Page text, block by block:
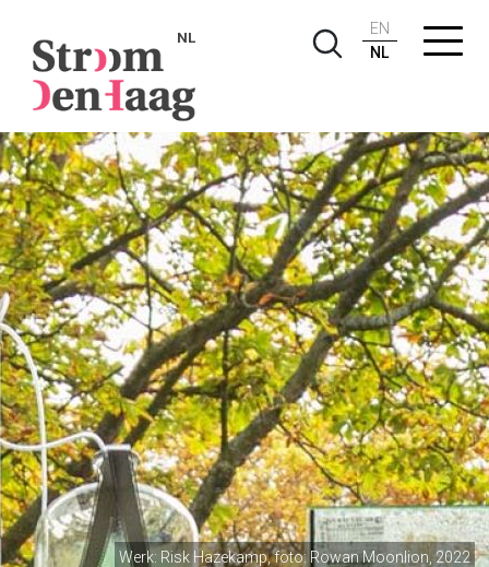
NL
EN
NL
Werk: Risk Hazekamp, foto: Rowan Moonlion, 2022